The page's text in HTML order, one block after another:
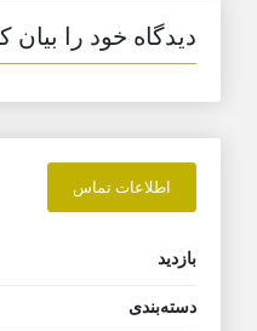
دیدگاه خود را بیان
اطلاعات تماس
بازدید
دسته‌بندی